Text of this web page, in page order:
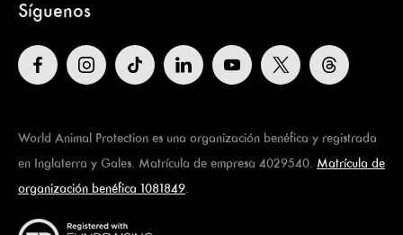
Síguenos
World Animal Protection es una organización benéfica y registrada
en Inglaterra y Gales. Matrícula de empresa 4029540. Matrícula de
organización benéfica 1081849